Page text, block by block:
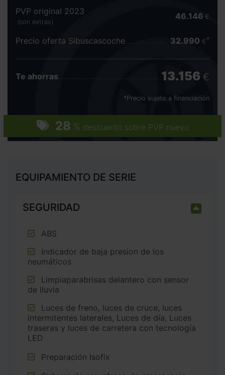
28 % descuento sobre PVP nuevo
PVP original 2023
(con extras)
46.146 €
Precio oferta Sibuscascoche 32.990 €
Te ahorras 13.156 €
*Precio sujeto a financiación
EQUIPAMIENTO DE SERIE
SEGURIDAD
ABS
neumáticos
de lluvia
intermitentes laterales, Luces de día, Luces
traseras y luces de carretera con tecnología
LED
Preparación Isofix